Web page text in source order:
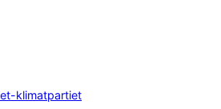
klimatpartiet